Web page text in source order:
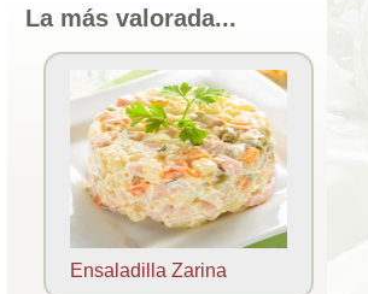
La más valorada...
Ensaladilla Zarina